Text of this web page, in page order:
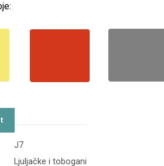
J7
Ljuljačke i tobogani